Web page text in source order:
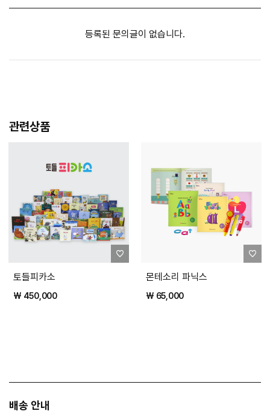
등록된 문의글이 없습니다.
관련상품
토들피카소
₩ 450,000
몬테소리 파닉스
₩ 65,000
배송 안내